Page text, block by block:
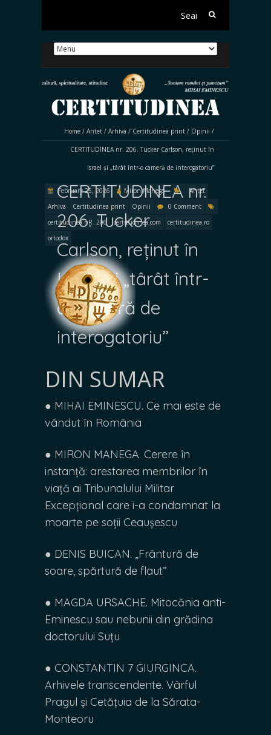
Search
Home / Antet / Arhiva / Certitudinea print / Opinii /
CERTITUDINEA nr. 206. Tucker Carlson, reținut în
Israel și „târât într-o cameră de interogatoriu”
CERTITUDINEA nr.
206. Tucker
Carlson, reținut în
Israel și „târât într-
o cameră de
interogatoriu”
February 25, 2026 Miron Manega
Antet
Arhiva
Certitudinea print Opinii
0 Comment
certitudinea nR. 206
certitudinea.com
certitudinea.ro
ortodox
DIN SUMAR
● MIHAI EMINESCU. Ce mai este de
vândut în România
● MIRON MANEGA. Cerere în
instanță: arestarea membrilor în
viață ai Tribunalului Militar
Excepțional care i-a condamnat la
moarte pe soții Ceaușescu
● DENIS BUICAN. „Frântură de
soare, spărtură de flaut”
● MAGDA URSACHE. Mitocănia anti-
Eminescu sau nebunii din grădina
doctorului Suțu
● CONSTANTIN 7 GIURGINCA.
Arhivele transcendente. Vârful
Pragul și Cetățuia de la Sărata-
Monteoru